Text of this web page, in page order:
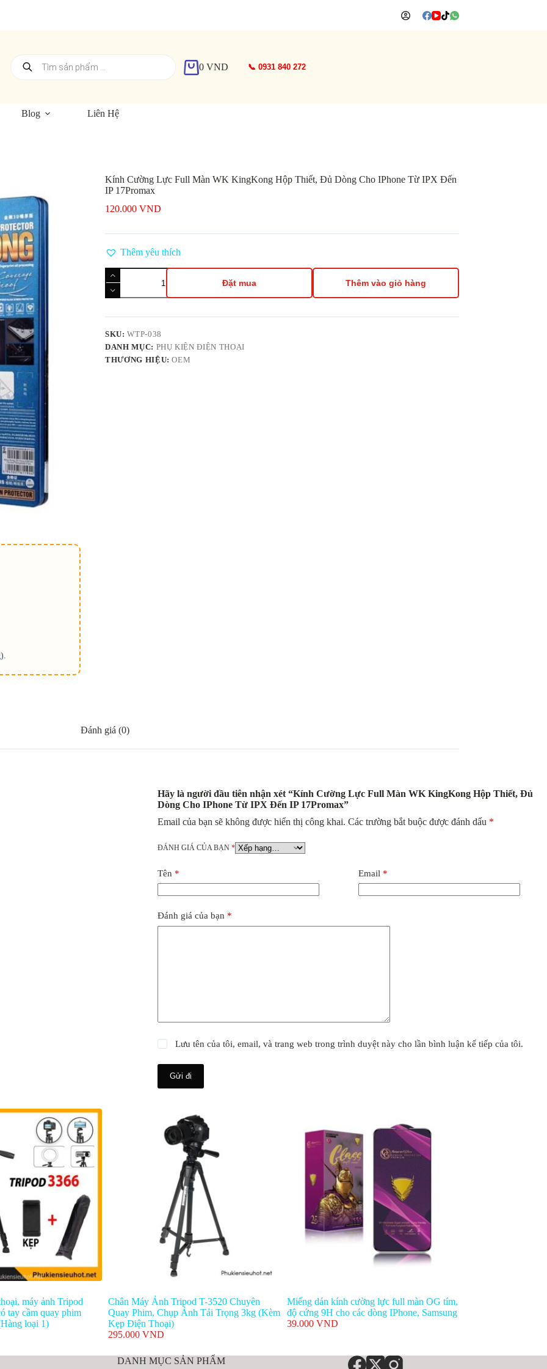
kiếm
Giỏ0 VND 📞 0931 840 272
Blog Liên Hệ
Kính Cường Lực Full Màn WK KingKong Hộp Thiết, Đủ Dòng Cho IPhone Từ IPX Đến
IP 17Promax
120.000 VND
Thêm yêu thích
Kính
Cường
Lực
KingKong
Hộp
Thiết,
Đủ
Đặt mua Thêm vào giỏ hàng
SKU:WTP-038
DANH MỤC: PHỤ KIỆN ĐIỆN THOẠI
THƯƠNG HIỆU:OEM
Đánh giá (0)
Hãy là người đầu tiên nhận xét “Kính Cường Lực Full Màn WK KingKong Hộp Thiết, Đủ
Dòng Cho IPhone Từ IPX Đến IP 17Promax”
Email của bạn sẽ không được hiển thị công khai. Các trường bắt buộc được đánh dấu *
ĐÁNH GIÁ CỦA BẠN *
Tên * Email *
Đánh giá của bạn *
Lưu tên của tôi, email, và trang web trong trình duyệt này cho lần bình luận kế tiếp của tôi.
Gửi đi
máy ảnh Tripod
tay cầm quay phim
loại 1)
Chân Máy Ảnh Tripod T-3520 Chuyên
Quay Phim, Chụp Ảnh Tải Trọng 3kg (Kèm
Kẹp Điện Thoại)
295.000 VND
Miếng dán kính cường lực full màn OG tím,
độ cứng 9H cho các dòng IPhone, Samsung
39.000 VND
DANH MỤC SẢN PHẨM